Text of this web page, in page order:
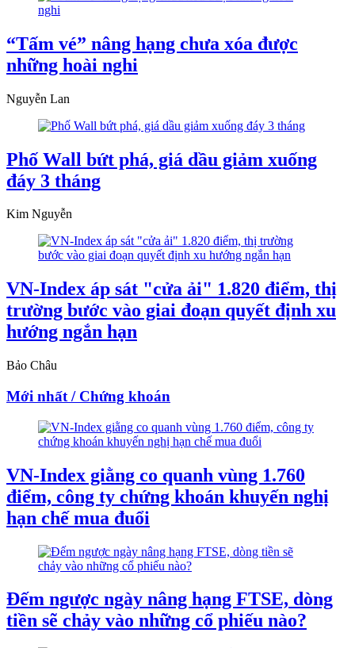
“Tấm vé” nâng hạng chưa xóa được
những hoài nghi
Nguyễn Lan
Phố Wall bứt phá, giá dầu giảm xuống
đáy 3 tháng
Kim Nguyễn
VN-Index áp sát "cửa ải" 1.820 điểm, thị
trường bước vào giai đoạn quyết định xu
hướng ngắn hạn
Bảo Châu
Mới nhất / Chứng khoán
VN-Index giằng co quanh vùng 1.760
điểm, công ty chứng khoán khuyến nghị
hạn chế mua đuổi
Đếm ngược ngày nâng hạng FTSE, dòng
tiền sẽ chảy vào những cổ phiếu nào?